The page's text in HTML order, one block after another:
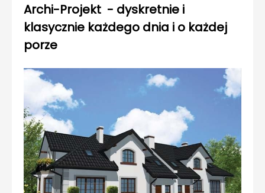
Archi-Projekt - dyskretnie i
klasycznie każdego dnia i o każdej
porze